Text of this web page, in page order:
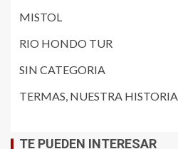
MISTOL
RIO HONDO TUR
SIN CATEGORIA
TERMAS, NUESTRA HISTORIA
TE PUEDEN INTERESAR